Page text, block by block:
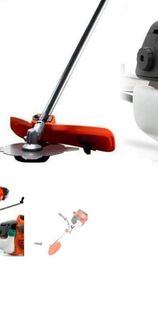
оборудование
сертификаты
и оснастка
оборудование